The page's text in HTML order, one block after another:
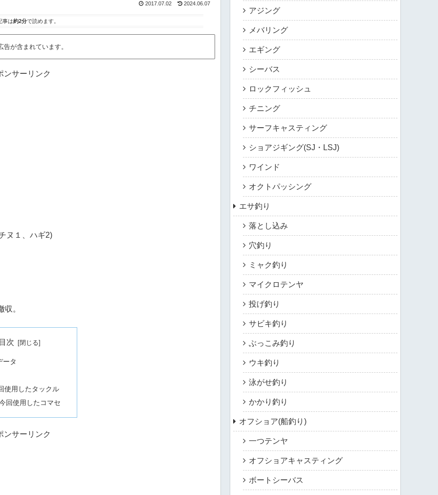
2017.07.02 2024.06.07
事は約2分で読めます。
告が含まれています。
ンサーリンク
ヌ１、ハギ2)
。
次
ータ
使用したタックル
回使用したコマセ
ンサーリンク
アジング
メバリング
エギング
シーバス
ロックフィッシュ
チニング
サーフキャスティング
ショアジギング(SJ・LSJ)
ワインド
オクトパッシング
エサ釣り
落とし込み
穴釣り
ミャク釣り
マイクロテンヤ
投げ釣り
サビキ釣り
ぶっこみ釣り
ウキ釣り
泳がせ釣り
かかり釣り
オフショア(船釣り)
一つテンヤ
オフショアキャスティング
ボートシーバス